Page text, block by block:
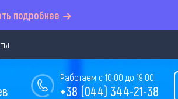
подробнее
Работаем с 10:00 до 19:00
+38 (044) 344-21-38